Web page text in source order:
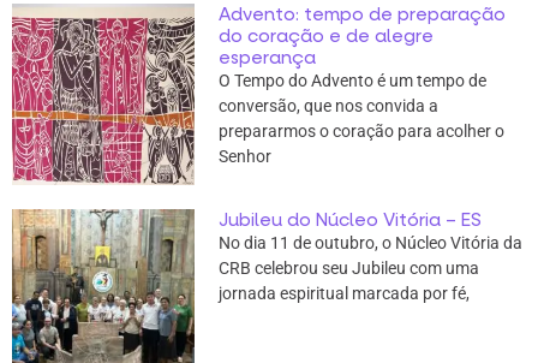
Advento: tempo de preparação
do coração e de alegre
esperança
O Tempo do Advento é um tempo de
conversão, que nos convida a
prepararmos o coração para acolher o
Senhor
Jubileu do Núcleo Vitória – ES
No dia 11 de outubro, o Núcleo Vitória da
CRB celebrou seu Jubileu com uma
jornada espiritual marcada por fé,